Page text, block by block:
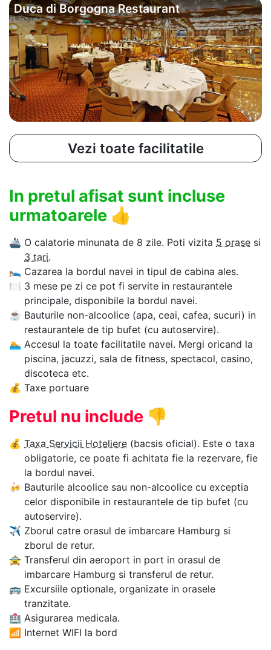
Duca di Borgogna Restaurant
Vezi toate facilitatile
In pretul afisat sunt incluse
urmatoarele 👍
🚢 O calatorie minunata de 8 zile. Poti vizita 5 orase si
3 tari.
🛌 Cazarea la bordul navei in tipul de cabina ales.
🍽 3 mese pe zi ce pot fi servite in restaurantele
principale, disponibile la bordul navei.
☕ Bauturile non-alcoolice (apa, ceai, cafea, sucuri) in
restaurantele de tip bufet (cu autoservire).
🏊‍ Accesul la toate facilitatile navei. Mergi oricand la
piscina, jacuzzi, sala de fitness, spectacol, casino,
discoteca etc.
💰 Taxe portuare
Pretul nu include 👎
💰 Taxa Servicii Hoteliere (bacsis oficial). Este o taxa
obligatorie, ce poate fi achitata fie la rezervare, fie
la bordul navei.
🍻 Bauturile alcoolice sau non-alcoolice cu exceptia
celor disponibile in restaurantele de tip bufet (cu
autoservire).
✈ Zborul catre orasul de imbarcare Hamburg si
zborul de retur.
🚖 Transferul din aeroport in port in orasul de
imbarcare Hamburg si transferul de retur.
🚌 Excursiile optionale, organizate in orasele
tranzitate.
🏥 Asigurarea medicala.
📶 Internet WIFI la bord